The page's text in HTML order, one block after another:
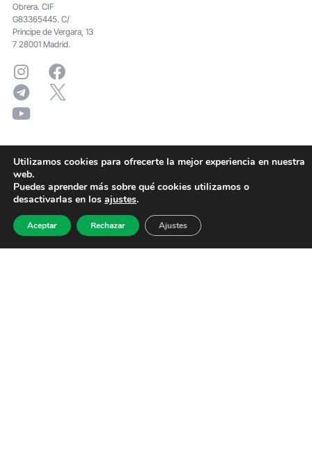
Obrera. CIF
G83365445. C/
Principe de Vergara, 13
7 28001 Madrid.
Utilizamos cookies para ofrecerte la mejor experiencia en nuestra
web.
Puedes aprender más sobre qué cookies utilizamos o
desactivarlas en los ajustes.
Aceptar Rechazar Ajustes